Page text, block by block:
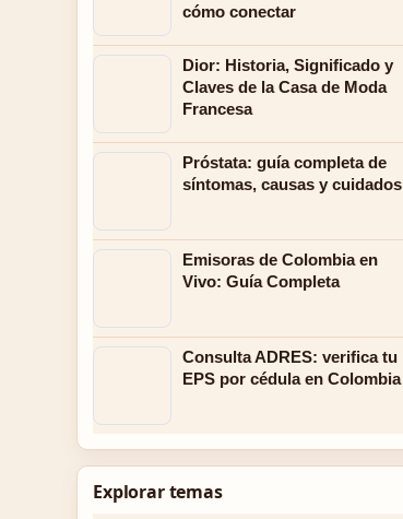
cómo conectar
Dior: Historia, Significado y
Claves de la Casa de Moda
Francesa
Próstata: guía completa de
síntomas, causas y cuidados
Emisoras de Colombia en
Vivo: Guía Completa
Consulta ADRES: verifica tu
EPS por cédula en Colombia
Explorar temas